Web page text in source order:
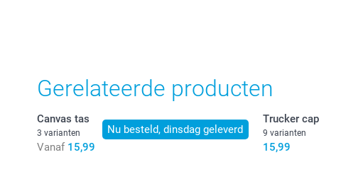
Gerelateerde producten
Nu besteld, dinsdag geleverd
Canvas tas
3 varianten
Vanaf 15,99
Trucker cap
9 varianten
15,99